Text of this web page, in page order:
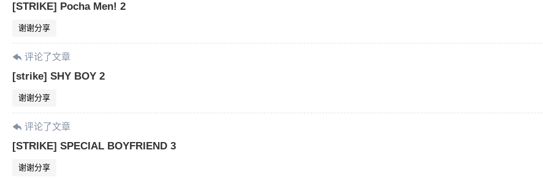
[STRIKE] Pocha Men! 2
谢谢分享
评论了文章
[strike] SHY BOY 2
谢谢分享
评论了文章
[STRIKE] SPECIAL BOYFRIEND 3
谢谢分享